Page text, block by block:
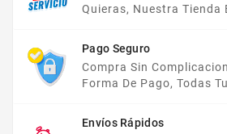
Quieras, Nuestra Tienda
Pago Seguro
Compra Sin
Forma De Pago, Todas
Envíos Rápidos